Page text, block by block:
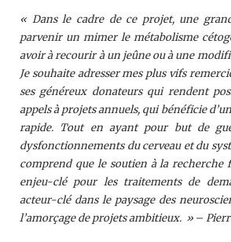
« Dans le cadre de ce projet, une
parvenir un mimer le métabolisme
avoir à recourir à un jeûne ou à une
Je souhaite adresser mes plus vifs
ses généreux donateurs qui rendent
appels à projets annuels, qui bénéficie
rapide. Tout en ayant pour but de
dysfonctionnements du cerveau et du
comprend que le soutien à la recherche
enjeu-clé pour les traitements de
acteur-clé dans le paysage des
l’amorçage de projets ambitieux. » –